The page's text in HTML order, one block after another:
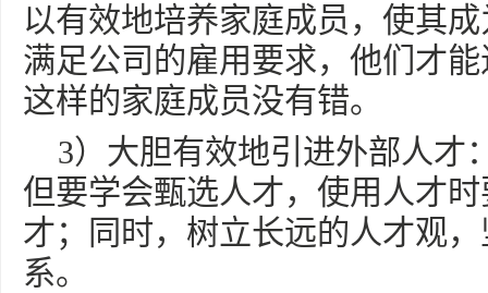
以有效地培养家庭成员，使其
满足公司的雇用要求，他们才
这样的家庭成员没有错。
3）大胆有效地引进外部人才
但要学会甄选人才，使用人才
才；同时，树立长远的人才观
系。